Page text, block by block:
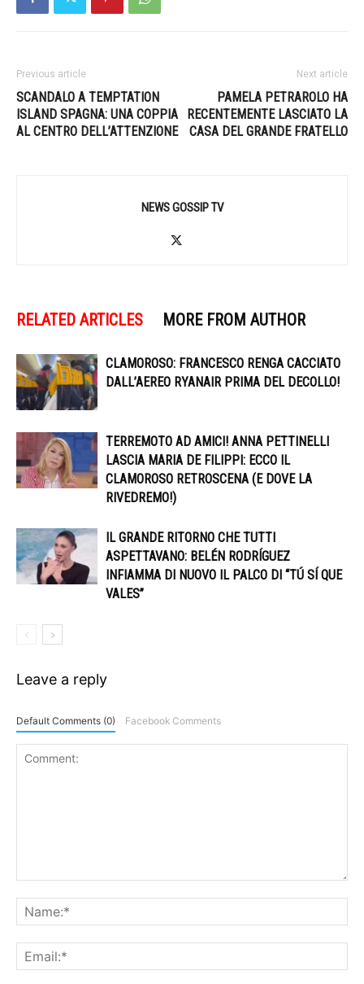
Previous article
SCANDALO A TEMPTATION
ISLAND SPAGNA: UNA COPPIA
AL CENTRO DELL’ATTENZIONE
Next article
PAMELA PETRAROLO HA
RECENTEMENTE LASCIATO LA
CASA DEL GRANDE FRATELLO
NEWS GOSSIP TV
RELATED ARTICLES MORE FROM AUTHOR
CLAMOROSO: FRANCESCO RENGA CACCIATO
DALL’AEREO RYANAIR PRIMA DEL DECOLLO!
TERREMOTO AD AMICI! ANNA PETTINELLI
LASCIA MARIA DE FILIPPI: ECCO IL
CLAMOROSO RETROSCENA (E DOVE LA
RIVEDREMO!)
IL GRANDE RITORNO CHE TUTTI
ASPETTAVANO: BELÉN RODRÍGUEZ
INFIAMMA DI NUOVO IL PALCO DI “TÚ SÍ QUE
VALES”
Leave a reply
Default Comments (0) Facebook Comments